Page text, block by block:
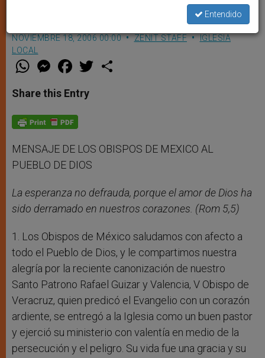
plenaria celebrada en Cuautitlán Izcalli.
NOVIEMBRE 18, 2006 00:00 ZENIT STAFF
IGLESIA
LOCAL
W
t
s
p
p
M
e
s
e
g
e
F
a
e
b
o
k
w
Share this Entry
MENSAJE DE LOS OBISPOS DE MEXICO AL
PUEBLO DE DIOS
La esperanza no defrauda, porque el amor de Dios ha
sido derramado en nuestros corazones. (Rom 5,5)
1. Los Obispos de México saludamos con afecto a
todo el Pueblo de Dios, y le compartimos nuestra
alegría por la reciente canonización de nuestro
Santo Patrono Rafael Guizar y Valencia, V Obispo de
Veracruz, quien predicó el Evangelio con un corazón
ardiente, se entregó a la Iglesia como un buen pastor
y ejerció su ministerio con valentía en medio de la
persecución y el peligro. Su vida fue una gracia y su
Entendido